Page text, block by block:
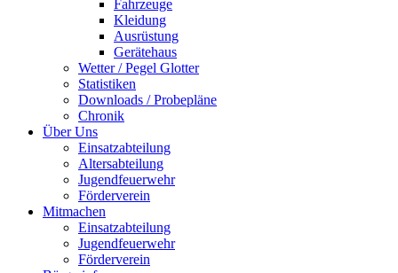
Fahrzeuge
Kleidung
Ausrüstung
Gerätehaus
Wetter / Pegel Glotter
Statistiken
Downloads / Probepläne
Chronik
Über Uns
Einsatzabteilung
Altersabteilung
Jugendfeuerwehr
Förderverein
Mitmachen
Einsatzabteilung
Jugendfeuerwehr
Förderverein